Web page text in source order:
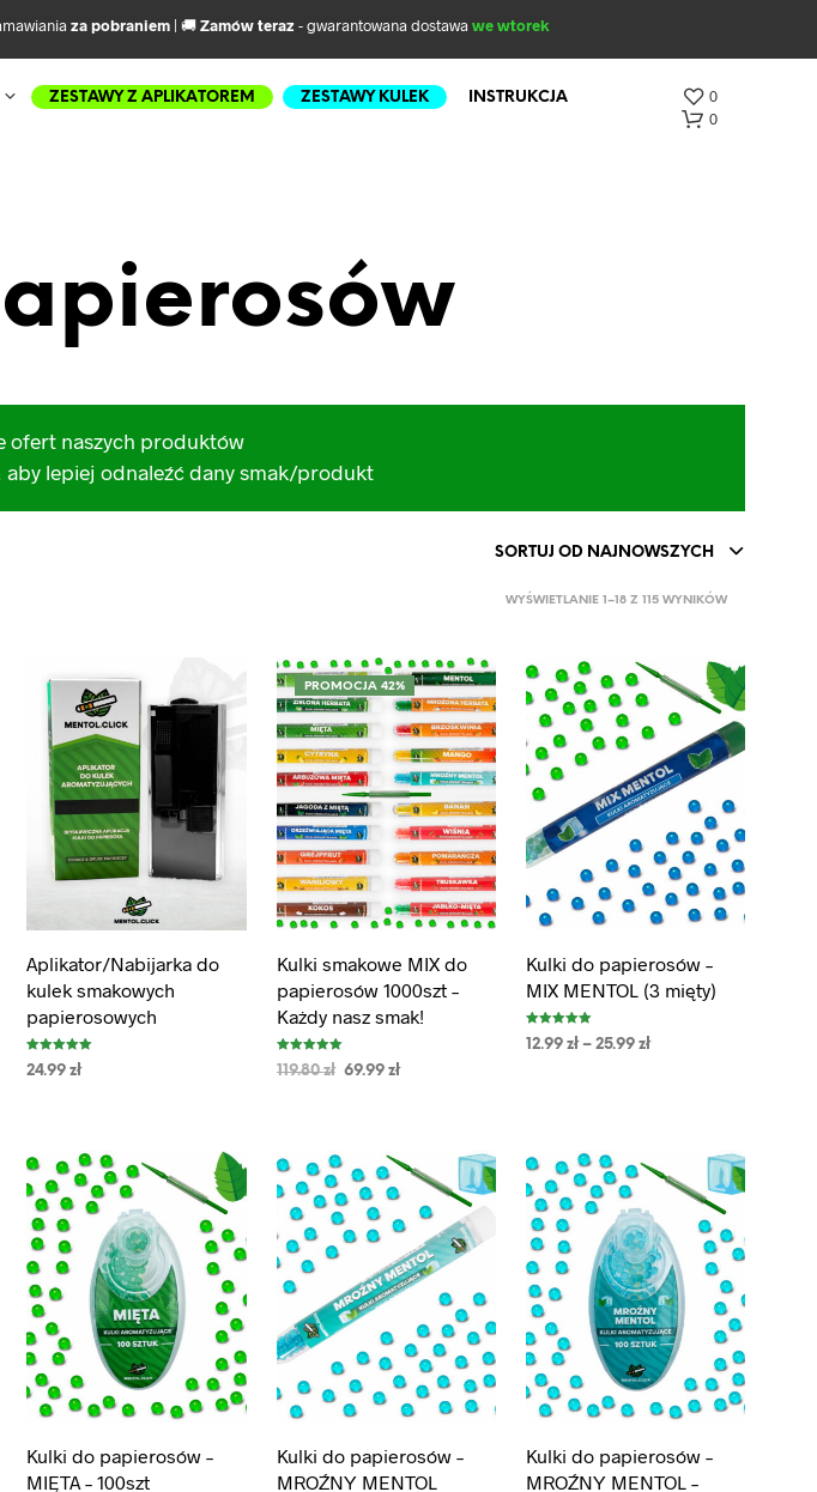
za pobraniem| 🚚Zamów teraz - gwarantowana dostawa we wtorek
ZESTAWY Z APLIKATOREM ZESTAWY KULEK
INSTRUKCJA
0
0
B
W
K
O
K
U
.
ofert naszych produktów
lepiej odnaleźć dany smak/produkt
SORTUJ OD NAJNOWSZYCH
WYŚWIETLANIE 1–18 Z 115 WYNIKÓW
Aplikator/Nabijarka do
kulek smakowych
papierosowych
Oceniono
5.00
24.99zł
PROMOCJA 42%
Kulki smakowe MIX do
papierosów 1000szt –
Każdy nasz smak!
Oceniono
5.00
119.80zł 69.99 zł
Kulki do papierosów –
MIX MENTOL (3 mięty)
Oceniono
5.00
12.99 zł– 25.99 zł
Kulki do papierosów –
MIĘTA – 100szt
Kulki do papierosów –
MROŹNY MENTOL
Kulki do papierosów –
MROŹNY MENTOL –